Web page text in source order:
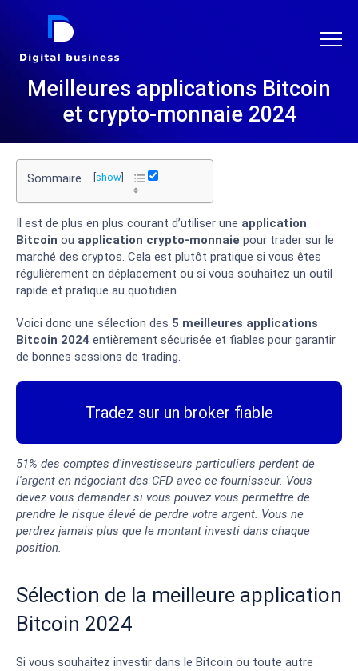
DIGITAL BUSINESS
Meilleures applications Bitcoin
et crypto-monnaie 2024
Sommaire show
Il est de plus en plus courant d’utiliser une application
Bitcoin ou application crypto-monnaie pour trader sur le
marché des cryptos. Cela est plutôt pratique si vous êtes
régulièrement en déplacement ou si vous souhaitez un outil
rapide et pratique au quotidien.
Voici donc une sélection des 5 meilleures applications
Bitcoin 2024 entièrement sécurisée et fiables pour garantir
de bonnes sessions de trading.
Tradez sur un broker fiable
51% des comptes d'investisseurs particuliers perdent de
l'argent en négociant des CFD avec ce fournisseur. Vous
devez vous demander si vous pouvez vous permettre de
prendre le risque élevé de perdre votre argent. Vous ne
perdrez jamais plus que le montant investi dans chaque
position.
Sélection de la meilleure application
Bitcoin 2024
Si vous souhaitez investir dans le Bitcoin ou toute autre